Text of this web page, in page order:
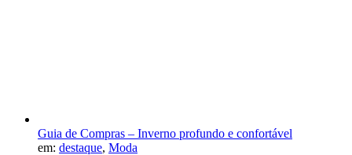
Guia de Compras – Inverno profundo e confortável
em: destaque, Moda